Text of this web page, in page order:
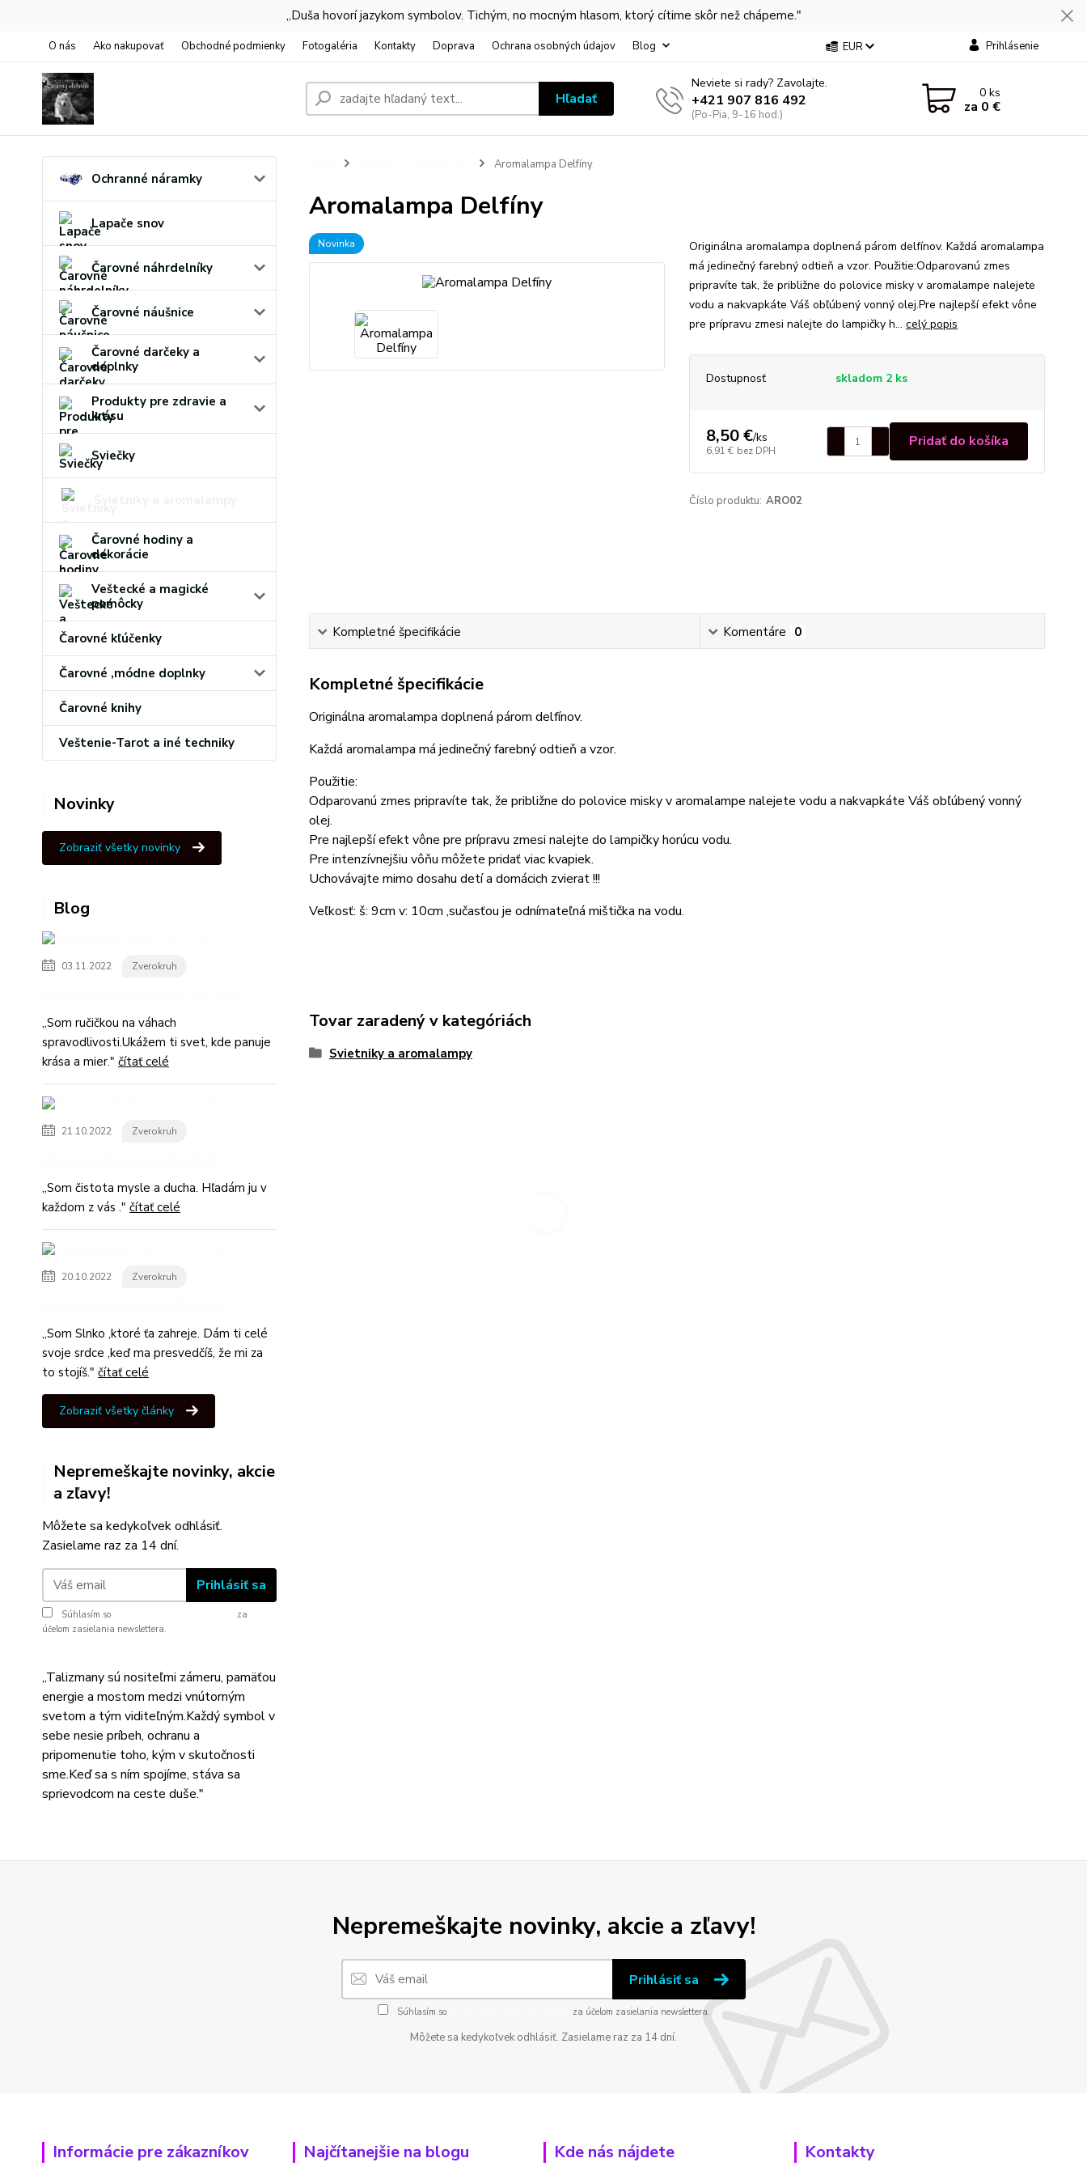
,,Duša hovorí jazykom symbolov. Tichým, no mocným hlasom, ktorý cítime skôr než chápeme."
O nás Ako nakupovať Obchodné podmienky Fotogaléria Kontakty Doprava Ochrana osobných údajov Blog EUR Prihlásenie
Hľadať
Neviete si rady? Zavolajte.
+421 907 816 492
(Po-Pia, 9-16 hod.)
0ks
za 0 €
Ochranné náramky
Lapače snov
Čarovné náhrdelníky
Čarovné náušnice
Čarovné darčeky a
doplnky
Produkty pre zdravie a
krásu
Sviečky
Čarovné hodiny a
dekorácie
Veštecké a magické
pomôcky
Čarovné kľúčenky
Čarovné ,módne doplnky
Čarovné knihy
Veštenie-Tarot a iné techniky
Novinky
Zobraziť všetky novinky
Blog
03.11.2022 Zverokruh
,,Som ručičkou na váhach
spravodlivosti.Ukážem ti svet, kde panuje
krása a mier." čítať celé
21.10.2022 Zverokruh
,,Som čistota mysle a ducha. Hľadám ju v
každom z vás ." čítať celé
20.10.2022 Zverokruh
,,Som Slnko ,ktoré ťa zahreje. Dám ti celé
svoje srdce ,keď ma presvedčíš, že mi za
to stojíš." čítať celé
Zobraziť všetky články
Nepremeškajte novinky, akcie
a zľavy!
Môžete sa kedykoľvek odhlásiť.
Zasielame raz za 14 dní.
Prihlásiť sa
Súhlasím so
za
účelom zasielania newslettera.
,,Talizmany sú nositeľmi zámeru, pamäťou
energie a mostom medzi vnútorným
svetom a tým viditeľným.Každý symbol v
sebe nesie príbeh, ochranu a
pripomenutie toho, kým v skutočnosti
sme.Keď sa s ním spojíme, stáva sa
sprievodcom na ceste duše."
Aromalampa Delfíny
Aromalampa Delfíny
Novinka
Originálna aromalampa doplnená párom delfínov. Každá aromalampa
má jedinečný farebný odtieň a vzor. Použitie:Odparovanú zmes
pripravíte tak, že približne do polovice misky v aromalampe nalejete
vodu a nakvapkáte Váš obľúbený vonný olej.Pre najlepší efekt vône
pre prípravu zmesi nalejte do lampičky h... celý popis
Dostupnosť skladom 2 ks
8,50 €/ks
6,91 € bez DPH
Pridať do košíka
Číslo produktu: ARO02
Kompletné špecifikácie Komentáre 0
Kompletné špecifikácie
Originálna aromalampa doplnená párom delfínov.
Každá aromalampa má jedinečný farebný odtieň a vzor.
Použitie:
Odparovanú zmes pripravíte tak, že približne do polovice misky v aromalampe nalejete vodu a nakvapkáte Váš obľúbený vonný
olej.
Pre najlepší efekt vône pre prípravu zmesi nalejte do lampičky horúcu vodu.
Pre intenzívnejšiu vôňu môžete pridať viac kvapiek.
Uchovávajte mimo dosahu detí a domácich zvierat !!!
Veľkosť: š: 9cm v: 10cm ,sučasťou je odnímateľná mištička na vodu.
Tovar zaradený v kategóriách
Svietniky a aromalampy
Nepremeškajte novinky, akcie a zľavy!
Prihlásiť sa
Súhlasím so za účelom zasielania newslettera.
Môžete sa kedykoľvek odhlásiť. Zasielame raz za 14 dní.
Informácie pre zákazníkov Najčítanejšie na blogu Kde nás nájdete Kontakty